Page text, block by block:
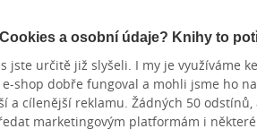
Cookies a osobní údaje? Knihy to
jste určitě již slyšeli. I my je využíváme
shop dobře fungoval a mohli jsme ho
a cílenější reklamu. Žádných 50
marketingovým platformám i